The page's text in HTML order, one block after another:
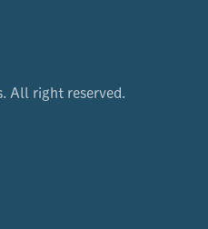
All right reserved.